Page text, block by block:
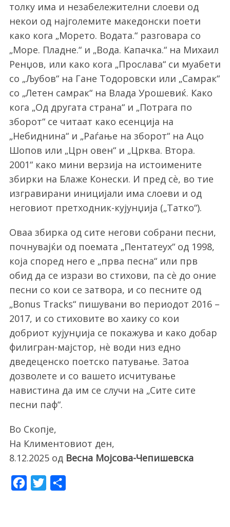
толку има и незабележителни слоеви од
некои од најголемите македонски поети
како кога „Морето. Водата.“ разговара со
„Море. Пладне.“ и „Вода. Капачка.“ на Михаил
Ренџов, или како кога „Прослава“ си муабети
со „Љубов“ на Гане Тодоровски или „Самрак“
со „Летен самрак“ на Влада Урошевиќ. Како
кога „Од другата страна“ и „Потрага по
зборот“ се читаат како есенција на
„Небиднина“ и „Раѓање на зборот“ на Ацо
Шопов или „Црн овен“ и „Црква. Втора.
2001“ како мини верзија на истоимените
збирки на Блаже Конески. И пред сѐ, во тие
изгравирани иницијали има слоеви и од
неговиот претходник-кујунџија („Татко“).
Оваа збирка од сите негови собрани песни,
почнувајќи од поемата „Пентатеух“ од 1998,
која според него е „прва песна“ или прв
обид да се изрази во стихови, па сѐ до оние
песни со кои се затвора, и со песните од
„Bonus Tracks“ пишувани во периодот 2016 –
2017, и со стиховите во хаику со кои
добриот кујунџија се покажува и како добар
филигран-мајстор, нѐ води низ едно
дведеценско поетско патување. Затоа
дозволете и со вашето исчитување
навистина да им се случи на „Сите сите
песни паф“.
Во Скопје,
На Климентовиот ден,
8.12.2025од Весна Мојсова-Чепишевска